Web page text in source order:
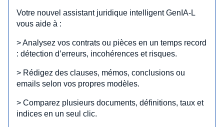
Votre nouvel assistant juridique intelligent GenIA‑L
vous aide à :
> Analysez vos contrats ou pièces en un temps record
: détection d’erreurs, incohérences et risques.
> Rédigez des clauses, mémos, conclusions ou
emails selon vos propres modèles.
> Comparez plusieurs documents, définitions, taux et
indices en un seul clic.